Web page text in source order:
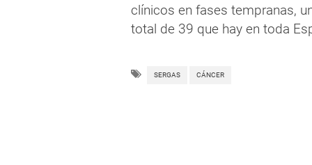
clínicos en fases tempranas,
total de 39 que hay en toda
SERGAS CÁNCER